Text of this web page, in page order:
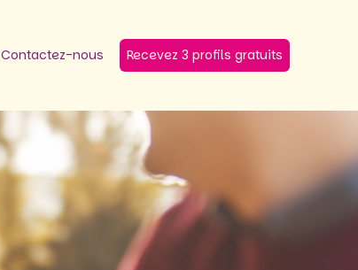
Contactez-nous Recevez 3 profils gratuits